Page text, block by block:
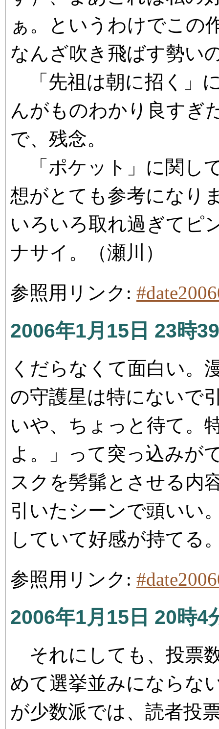
ぁ。というわけでこの
なんざ吹き飛ばす勢い
「先祖は朝に招く」
んがものわかり良すぎ
で、残念。
「ポケット」に関し
想がとても参考になり
いろいろ取れ過ぎてピ
ナサイ。（瀬川）
参照用リンク:
2006年1月15日 23時
くだらなくて面白い。
の守護星は特にないで
いや、ちょっと待て。
よ。」って突っ込みが
スクを髣髴とさせる内
引いたシーンで頭いい
していて好感が持てる
参照用リンク:
2006年1月15日 20時4
それにしても、投票
めて選挙並みにならな
が少数派では、読者投